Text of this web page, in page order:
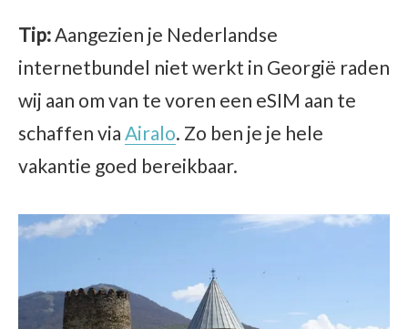
Tip:Aangezien je Nederlandse
internetbundel niet werkt in Georgië raden
wij aan om van te voren een eSIM aan te
schaffen via Airalo. Zo ben je je hele
vakantie goed bereikbaar.